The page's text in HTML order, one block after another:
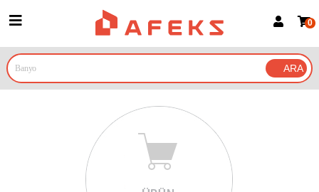
Google İle Bağlan
0